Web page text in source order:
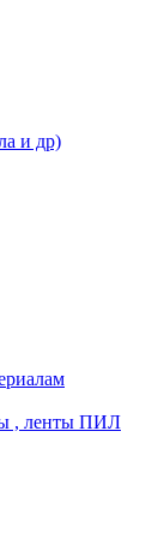
и др)
, ленты ПИЛ